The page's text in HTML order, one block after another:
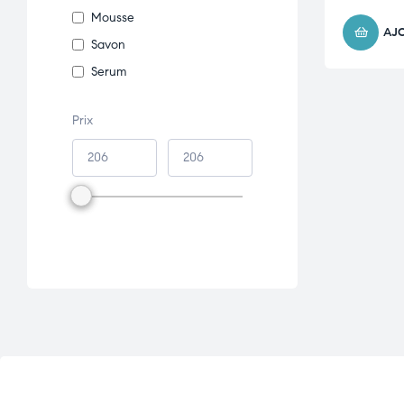
Mousse
Savon
Serum
Prix